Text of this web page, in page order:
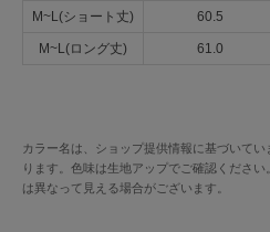
染料が水に溶け出し、色が他の
単独でのお洗濯をおすすめしま
や蛍光増白剤が入った洗剤のご
記載の取扱い絵表示と付記用語
うお願いいたします。
M~L(ショート丈) 60.5
M~L(ロング丈) 61.0
カラー名は、ショップ提供情報に基づいて
ります。色味は生地アップでご確認くださ
は異なって見える場合がございます。